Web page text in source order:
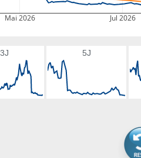
Mai 2026 Jul 2026
3J 5J